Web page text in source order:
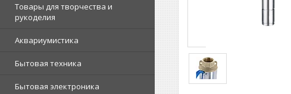
Товары для творчества и
рукоделия
Аквариумистика
Бытовая техника
Бытовая электроника